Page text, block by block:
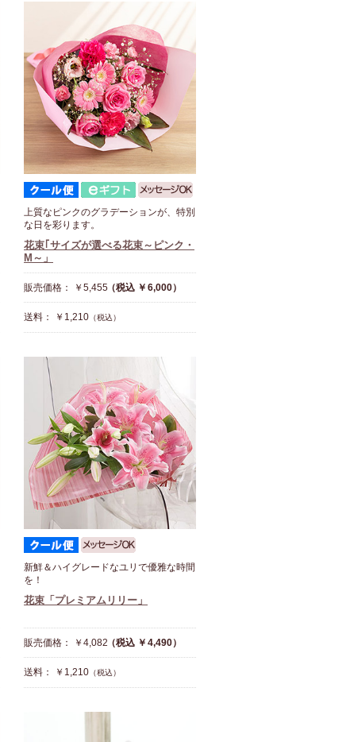
上質なピンクのグラデーションが、特別
な日を彩ります。
花束｢サイズが選べる花束～ピンク・
M～」
販売価格： ￥5,455（税込 ￥6,000）
送料： ￥1,210 （税込）
新鮮＆ハイグレードなユリで優雅な時間
を！
花束「プレミアムリリー」
販売価格： ￥4,082（税込 ￥4,490）
送料： ￥1,210 （税込）